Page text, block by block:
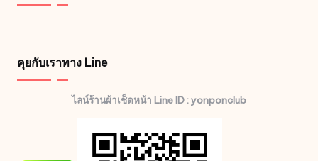
คุยกับเราทาง Line
ไลน์ร้านผ้าเช็ดหน้า Line ID : yonponclub